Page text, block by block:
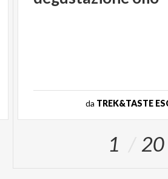
da TREK&TASTE
1 20